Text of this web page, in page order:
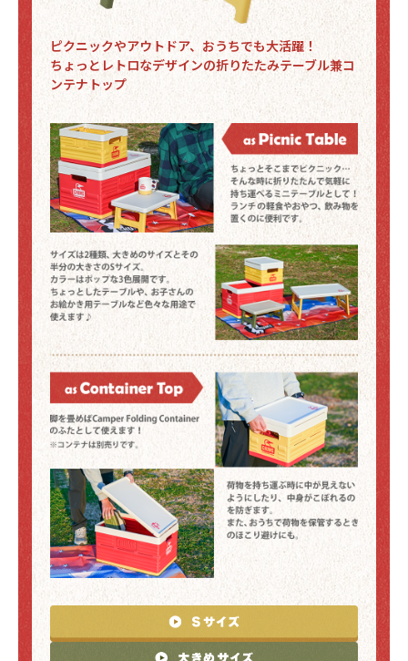
ピクニックやアウトドア、おうちでも大活躍！
ちょっとレトロなデザインの折りたたみテーブル兼コ
ンテナトップ